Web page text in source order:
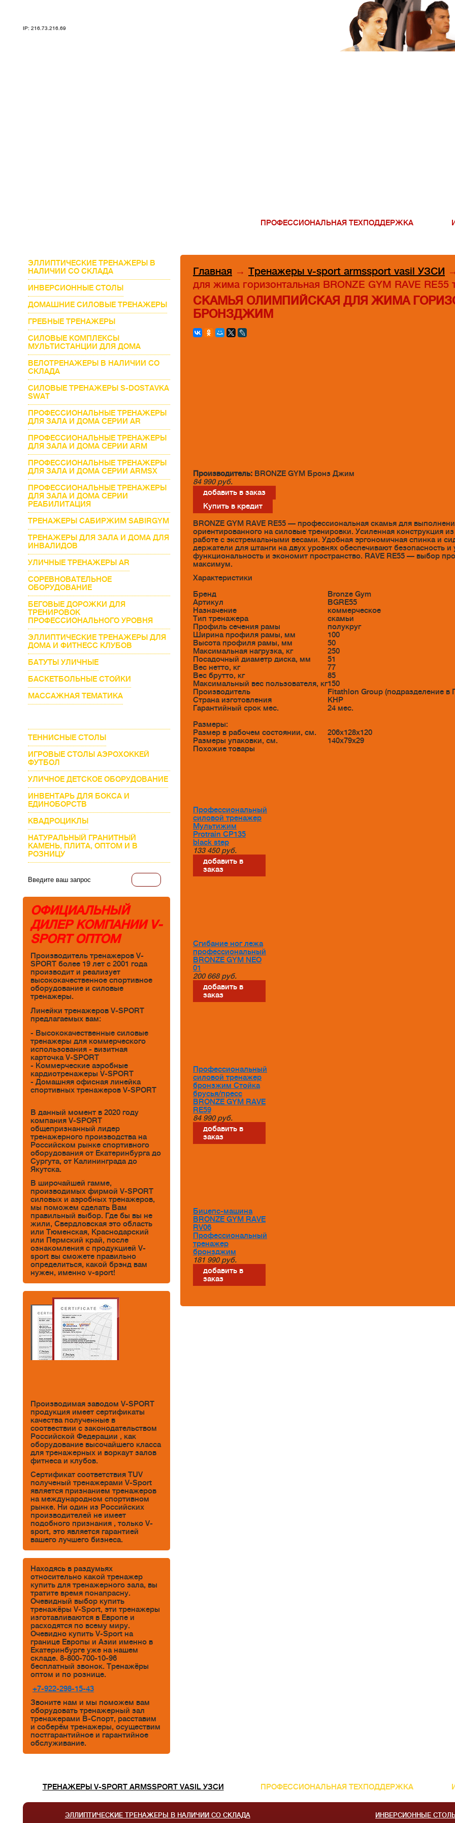
IP: 216.73.216.69
ПРОФЕССИОНАЛЬНАЯ ТЕХПОДДЕРЖКА
ЭЛЛИПТИЧЕСКИЕ ТРЕНАЖЕРЫ В
НАЛИЧИИ СО СКЛАДА
ИНВЕРСИОННЫЕ СТОЛЫ
ДОМАШНИЕ СИЛОВЫЕ ТРЕНАЖЕРЫ
ГРЕБНЫЕ ТРЕНАЖЕРЫ
СИЛОВЫЕ КОМПЛЕКСЫ
МУЛЬТИСТАНЦИИ ДЛЯ ДОМА
ВЕЛОТРЕНАЖЕРЫ В НАЛИЧИИ СО
СКЛАДА
СИЛОВЫЕ ТРЕНАЖЕРЫ S-DOSTAVKA
SWAT
ПРОФЕССИОНАЛЬНЫЕ ТРЕНАЖЕРЫ
ДЛЯ ЗАЛА И ДОМА СЕРИИ AR
ПРОФЕССИОНАЛЬНЫЕ ТРЕНАЖЕРЫ
ДЛЯ ЗАЛА И ДОМА СЕРИИ ARM
ПРОФЕССИОНАЛЬНЫЕ ТРЕНАЖЕРЫ
ДЛЯ ЗАЛА И ДОМА СЕРИИ ARMSX
ПРОФЕССИОНАЛЬНЫЕ ТРЕНАЖЕРЫ
ДЛЯ ЗАЛА И ДОМА СЕРИИ
РЕАБИЛИТАЦИЯ
ТРЕНАЖЕРЫ САБИРЖИМ SABIRGYM
ТРЕНАЖЕРЫ ДЛЯ ЗАЛА И ДОМА ДЛЯ
ИНВАЛИДОВ
УЛИЧНЫЕ ТРЕНАЖЕРЫ AR
СОРЕВНОВАТЕЛЬНОЕ
ОБОРУДОВАНИЕ
БЕГОВЫЕ ДОРОЖКИ ДЛЯ
ТРЕНИРОВОК
ПРОФЕССИОНАЛЬНОГО УРОВНЯ
ЭЛЛИПТИЧЕСКИЕ ТРЕНАЖЕРЫ ДЛЯ
ДОМА И ФИТНЕСС КЛУБОВ
БАТУТЫ УЛИЧНЫЕ
БАСКЕТБОЛЬНЫЕ СТОЙКИ
МАССАЖНАЯ ТЕМАТИКА
ТЕННИСНЫЕ СТОЛЫ
ИГРОВЫЕ СТОЛЫ АЭРОХОККЕЙ
ФУТБОЛ
УЛИЧНОЕ ДЕТСКОЕ ОБОРУДОВАНИЕ
ИНВЕНТАРЬ ДЛЯ БОКСА И
ЕДИНОБОРСТВ
КВАДРОЦИКЛЫ
НАТУРАЛЬНЫЙ ГРАНИТНЫЙ
КАМЕНЬ, ПЛИТА, ОПТОМ И В
РОЗНИЦУ
ОФИЦИАЛЬНЫЙ
ДИЛЕР КОМПАНИИ V-
SPORT ОПТОМ
Производитель тренажеров V-
SPORT более 19 лет с 2001 года
производит и реализует
высококачественное спортивное
оборудование и силовые
тренажеры.
Линейки тренажеров V-SPORT
предлагаемых вам:
- Высококачественные силовые
тренажеры для коммерческого
использования - визитная
карточка V-SPORT
- Коммерческие аэробные
кардиотренажеры V-SPORT
- Домашняя офисная линейка
спортивных тренажеров V-SPORT
В данный момент в 2020 году
компания V-SPORT
общепризнанный лидер
тренажерного производства на
Российском рынке спортивного
оборудования от Екатеринбурга до
Сургута, от Калининграда до
Якутска.
В широчайшей гамме,
производимых фирмой V-SPORT
силовых и аэробных тренажеров,
мы поможем сделать Вам
правильный выбор. Где бы вы не
жили, Свердловская это область
или Тюменская, Краснодарский
или Пермский край, после
ознакомления с продукцией V-
sport вы сможете правильно
определиться, какой брэнд вам
нужен, именно v-sport!
Производимая заводом V-SPORT
продукция имеет сертификаты
качества полученные в
соотвествии с законодательством
Российской Федерации , как
оборудование высочайшего класса
для тренажерных и воркаут залов
фитнеса и клубов.
Сертификат соответствия TUV
полученый тренажерами V-Sport
является признанием тренажеров
на международном спортивном
рынке. Ни один из Российских
производителей не имеет
подобного признания , только V-
sport, это является гарантией
вашего лучшего бизнеса.
Находясь в раздумьях
относительно какой тренажер
купить для тренажерного зала, вы
тратите время понапрасну.
Очевидный выбор купить
тренажёры V-Sport, эти тренажеры
изготавливаются в Европе и
расходятся по всему миру.
Очевидно купить V-Sport на
границе Европы и Азии именно в
Екатеринбурге уже на нашем
складе. 8-800-700-10-96
бесплатный звонок. Тренажёры
оптом и по рознице.
+7-922-298-15-43
Звоните нам и мы поможем вам
оборудовать тренажерный зал
тренажерами В-Спорт, расставим
и соберём тренажеры, осуществим
постгарантийное и гарантийное
обслуживание.
Главная → Тренажеры v-sport armssport vasil УЗСИ
для жима горизонтальная BRONZE GYM RAVE
СКАМЬЯ ОЛИМПИЙСКАЯ ДЛЯ ЖИМА
БРОНЗДЖИМ
Производитель: BRONZE GYM Бронз Джим
84 990 руб.
добавить в заказ
Купить в кредит
BRONZE GYM RAVE RE55 — профессиональная скамья для
ориентированного на силовые тренировки. Усиленная конструкция
работе с экстремальными весами. Удобная эргономичная спинка и
держатели для штанги на двух уровнях обеспечивают безопасность
функциональность и экономит пространство. RAVE RE55 — выбор
максимум.
Характеристики
Бренд
Bronze Gym
Артикул
BGRE55
Назначение
коммерческое
Тип тренажера
скамьи
Профиль сечения рамы
полукруг
Ширина профиля рамы, мм
100
Высота профиля рамы, мм
50
Максимальная нагрузка, кг
250
Посадочный диаметр диска, мм
51
Вес нетто, кг
77
Вес брутто, кг
85
Максимальный вес пользователя, кг150
Производитель
Fitathlon Group (подразделение в
Страна изготовления
КНР
Гарантийный срок мес.
24 мес.
Размеры:
Размер в рабочем состоянии, см.
206х128x120
Размеры упаковки, см.
140х79x29
Похожие товары
Профессиональный
силовой тренажер
Мультижим
Protrain CP135
black step
133 450 руб.
добавить в
заказ
Сгибание ног лежа
профессиональный
BRONZE GYM NEO
01
200 668 руб.
добавить в
заказ
Профессиональный
силовой тренажер
бронзжим Стойка
брусья/пресс
BRONZE GYM RAVE
RE59
84 990 руб.
добавить в
заказ
Бицепс-машина
BRONZE GYM RAVE
RV06
Профессиональный
тренажер
бронзджим
181 990 руб.
добавить в
заказ
ТРЕНАЖЕРЫ V-SPORT ARMSSPORT VASIL УЗСИ ПРОФЕССИОНАЛЬНАЯ ТЕХПОДДЕРЖКА
ЭЛЛИПТИЧЕСКИЕ ТРЕНАЖЕРЫ В НАЛИЧИИ СО СКЛАДА ИНВЕРСИОННЫЕ СТОЛЫ